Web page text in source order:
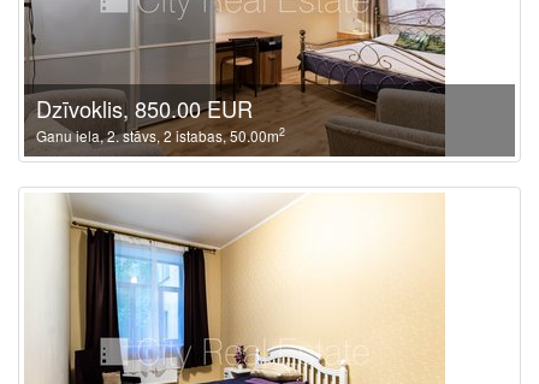
Dzīvoklis, 850.00 EUR
Ganu iela, 2. stāvs, 2 istabas, 50.00m2